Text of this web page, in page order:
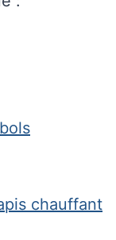
bols
chauffant